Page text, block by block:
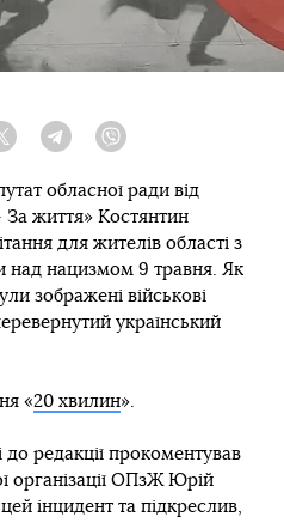
Twitter TelegramViber
обласної ради від
життя» Костянтин
для жителів області з
нацизмом 9 травня. Як
зображені військові
український
«20 хвилин».
до редакції прокоментував
організації ОПзЖ Юрій
інцидент та підкреслив,